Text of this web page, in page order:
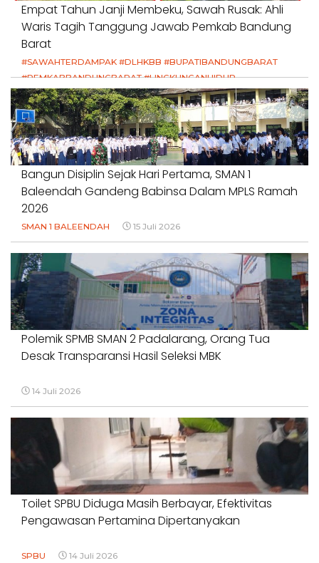
Empat Tahun Janji Membeku, Sawah Rusak: Ahli
Waris Tagih Tanggung Jawab Pemkab Bandung
Barat
#SAWAHTERDAMPAK #DLHKBB #BUPATIBANDUNGBARAT
#PEMKABBANDUNGBARAT #LINGKUNGANHIDUP
#HAKPETANI #KEADILANUNTUKPETANI
#NORMALISASISALURAN #IRIGASIRUSAK
#DUGAANPENCEMARAN #AKUNTABILITASPEMERINTAH
18 Juli 2026
Bangun Disiplin Sejak Hari Pertama, SMAN 1
Baleendah Gandeng Babinsa Dalam MPLS Ramah
2026
SMAN 1 BALEENDAH 15 Juli 2026
Polemik SPMB SMAN 2 Padalarang, Orang Tua
Desak Transparansi Hasil Seleksi MBK
14 Juli 2026
Toilet SPBU Diduga Masih Berbayar, Efektivitas
Pengawasan Pertamina Dipertanyakan
SPBU 14 Juli 2026